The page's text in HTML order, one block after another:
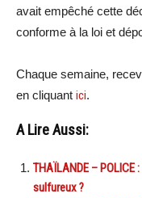
avait empêché cette
conforme à la loi et
Chaque semaine,
en cliquant ici.
A Lire Aussi:
THAÏLANDE – POLICE
sulfureux ?